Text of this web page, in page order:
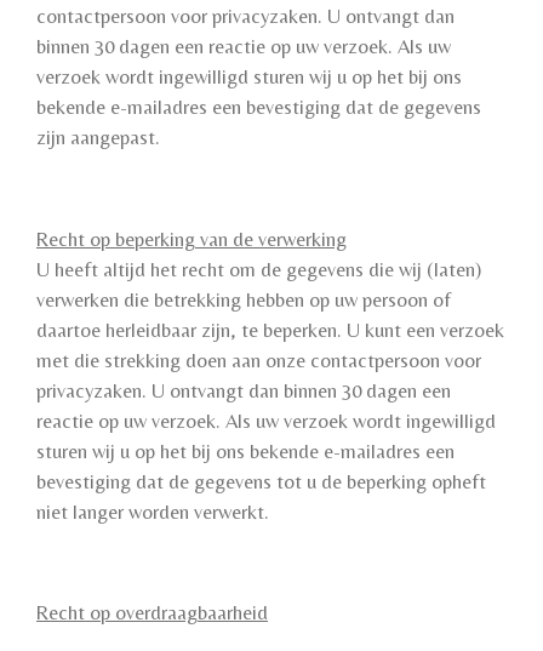
contactpersoon voor privacyzaken. U ontvangt dan
binnen 30 dagen een reactie op uw verzoek. Als uw
verzoek wordt ingewilligd sturen wij u op het bij ons
bekende e-mailadres een bevestiging dat de gegevens
zijn aangepast.
Recht op beperking van de verwerking
U heeft altijd het recht om de gegevens die wij (laten)
verwerken die betrekking hebben op uw persoon of
daartoe herleidbaar zijn, te beperken. U kunt een verzoek
met die strekking doen aan onze contactpersoon voor
privacyzaken. U ontvangt dan binnen 30 dagen een
reactie op uw verzoek. Als uw verzoek wordt ingewilligd
sturen wij u op het bij ons bekende e-mailadres een
bevestiging dat de gegevens tot u de beperking opheft
niet langer worden verwerkt.
Recht op overdraagbaarheid